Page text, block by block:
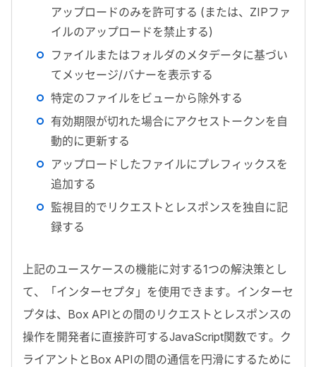
アップロードのみを許可する (または、 ZIPファ
イルのアップロードを禁止する)
ファイルまたはフォルダのメタデータに基づい
てメッセージ/バナーを表示する
特定のファイルをビューから除外する
有効期限が切れた場合にアクセストークンを自
動的に更新する
アップロードしたファイルにプレフィックスを
追加する
監視目的でリクエストとレスポンスを独自に記
録する
上記のユースケースの機能に対する1つの解決策とし
て、「インターセプタ」を使用できます。インターセ
プタは、 Box API との間のリクエストとレスポンスの
操作を開発者に直接許可するJavaScript関数です。ク
ライアントと Box APIの間の通信を円滑にするために